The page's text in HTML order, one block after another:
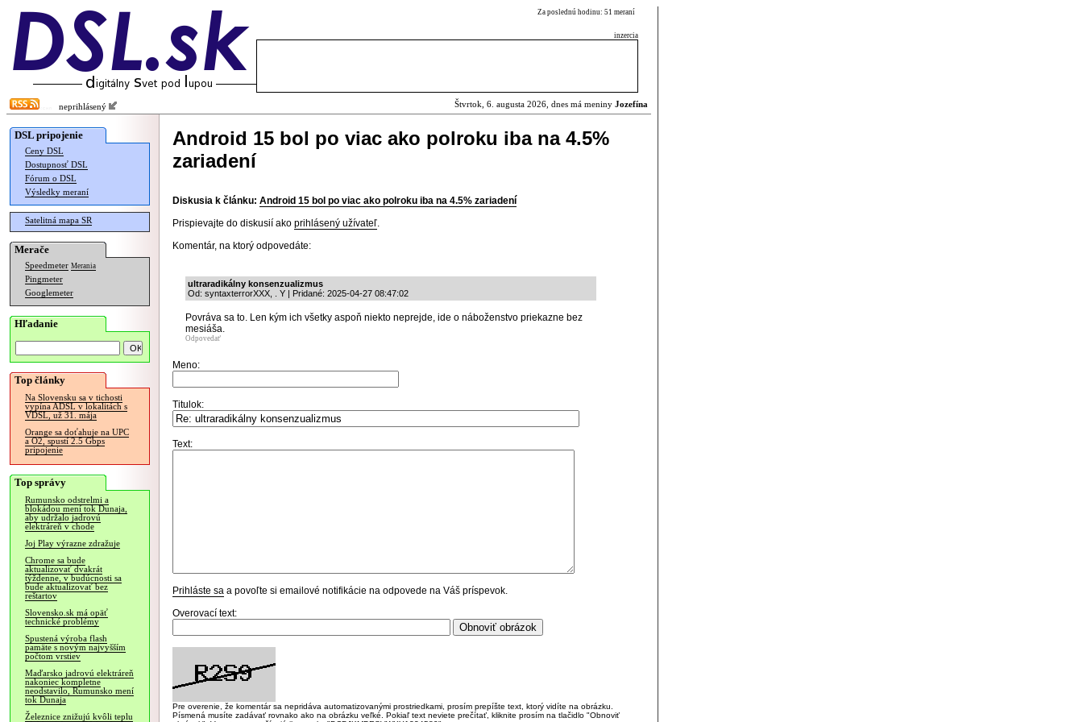
Za poslednú hodinu: 51 meraní
inzercia
neprihlásený Štvrtok, 6. augusta 2026, dnes má meniny Jozefína
DSL pripojenie
Ceny DSL
Dostupnosť DSL
Fórum o DSL
Výsledky meraní
Satelitná mapa SR
Merače
Speedmeter Merania
Pingmeter
Googlemeter
Hľadanie
Top články
Na Slovensku sa v tichosti
vypína ADSL v lokalitách s
VDSL, už 31. mája
Orange sa doťahuje na UPC
a O2, spustí 2.5 Gbps
pripojenie
Top správy
Rumunsko odstrelmi a
blokádou mení tok Dunaja,
aby udržalo jadrovú
elektráreň v chode
Joj Play výrazne zdražuje
Chrome sa bude
aktualizovať dvakrát
týždenne, v budúcnosti sa
bude aktualizovať bez
reštartov
Slovensko.sk má opäť
technické problémy
Spustená výroba flash
pamäte s novým najvyšším
počtom vrstiev
Maďarsko jadrovú elektráreň
nakoniec kompletne
neodstavilo, Rumunsko mení
tok Dunaja
Železnice znižujú kvôli teplu
Android 15 bol po viac ako polroku iba na 4.5%
zariadení
Diskusia k článku: Android 15 bol po viac ako polroku iba na 4.5% zariadení
Prispievajte do diskusií ako prihlásený užívateľ.
Komentár, na ktorý odpovedáte:
ultraradikálny konsenzualizmus
Od: syntaxterrorXXX, . Y | Pridané: 2025-04-27 08:47:02
Povráva sa to. Len kým ich všetky aspoň niekto neprejde, ide o náboženstvo priekazne bez
mesiáša.
Odpovedať
Meno:
Titulok:
Text:
Prihláste sa a povoľte si emailové notifikácie na odpovede na Váš príspevok.
Overovací text:
Pre overenie, že komentár sa nepridáva automatizovanými prostriedkami, prosím prepíšte text, ktorý vidíte na obrázku.
Písmená musíte zadávať rovnako ako na obrázku veľké. Pokiaľ text neviete prečítať, kliknite prosím na tlačidlo "Obnoviť